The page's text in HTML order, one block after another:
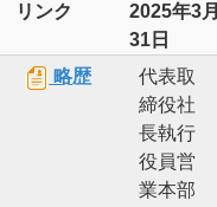
リンク
2025年3月
31日
略歴
代表取
締役社
長執行
役員営
業本部